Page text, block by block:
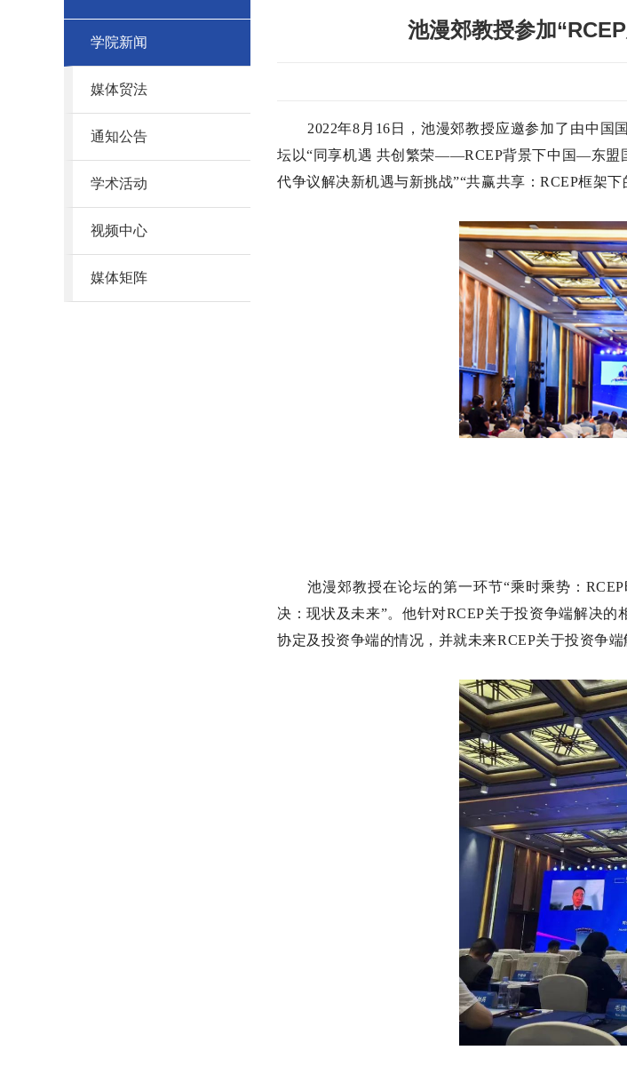
学院新闻
媒体贸法
通知公告
学术活动
视频中心
媒体矩阵
池漫郊教授参加
2022年8月16日，池漫郊教授应邀参加了由中国
坛以“同享机遇 共创繁荣——RCEP背景下中国—东盟
代争议解决新机遇与新挑战”“共赢共享：RCEP框架
池漫郊教授在论坛的第一环节“乘时乘势：
决：现状及未来”。他针对RCEP关于投资争端解决
协定及投资争端的情况，并就未来RCEP关于投资争端